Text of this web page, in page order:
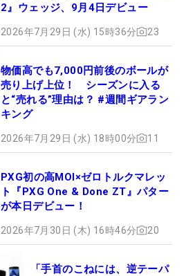
2』ウェッジ、9月4日デビュー
2026年7月29日 (水) 15時36分 23
物価高でも7,000円前後のボールが
売り上げ上位！ シーズンに入る
と“売れる”理由は？ #週間ギアラン
キング
2026年7月29日 (水) 18時00分 11
PXG初の高MOI×ゼロトルクマレッ
ト『PXG One & Done ZT』パター
が本日デビュー！
2026年7月30日 (木) 16時46分 20
「手首のこねには、逆テーパ